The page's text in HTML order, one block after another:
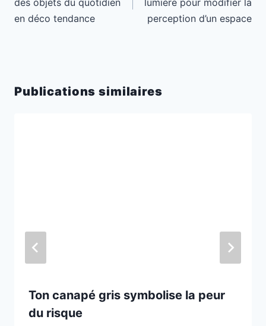
des objets du quotidien
en déco tendance
lumière pour modifier la
perception d’un espace
Publications similaires
Ton canapé gris symbolise la peur
du risque